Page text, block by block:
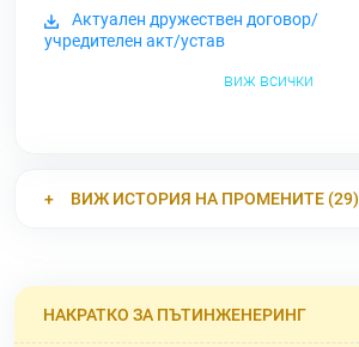
Актуален дружествен договор/
учредителен акт/устав
виж всички
ВИЖ ИСТОРИЯ НА ПРОМЕНИТЕ (29)
НАКРАТКО ЗА ПЪТИНЖЕНЕРИНГ